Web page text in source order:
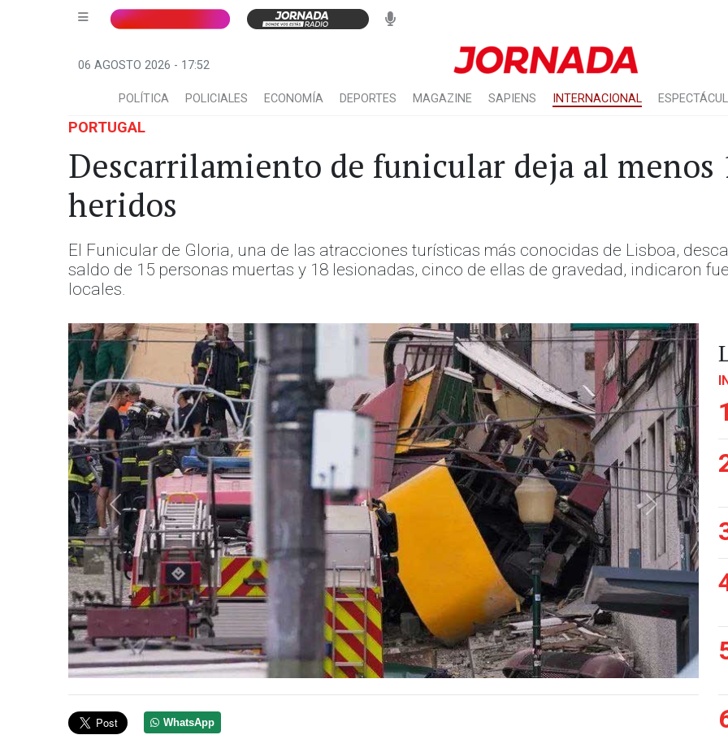
06 AGOSTO 2026 - 17:52
POLÍTICA POLICIALES ECONOMÍA DEPORTES MAGAZINE SAPIENS INTERNACIONAL
PORTUGAL
Descarrilamiento de funicular deja al menos
heridos
El Funicular de Gloria, una de las atracciones turísticas más conocidas de Lisboa,
saldo de 15 personas muertas y 18 lesionadas, cinco de ellas de gravedad, indicaron
locales.
Anterior Siguiente
WhatsApp
1